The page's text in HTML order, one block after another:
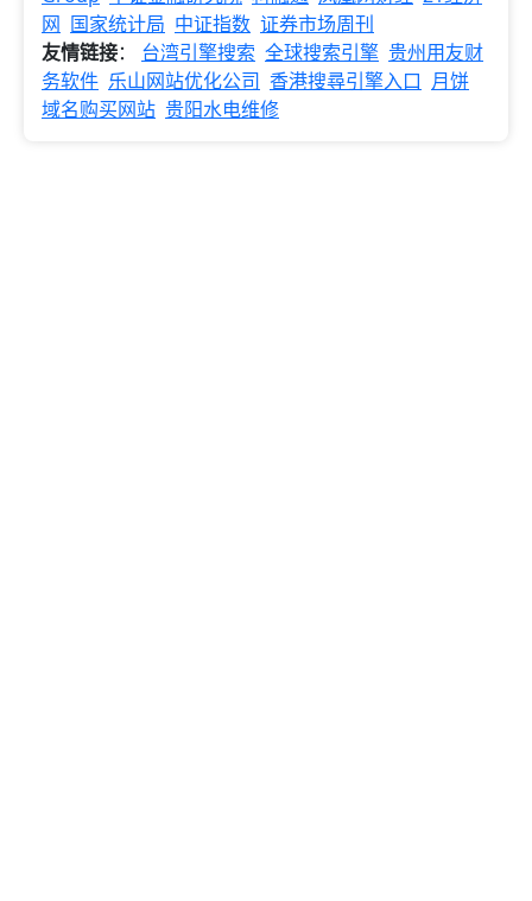
网 国家统计局 中证指数 证券市场周刊
友情链接： 台湾引擎搜索 全球搜索引擎 贵州用友财
务软件 乐山网站优化公司 香港搜尋引擎入口 月饼
域名购买网站 贵阳水电维修